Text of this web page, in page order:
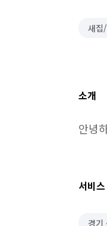
새집
소개
안녕
서비
경기